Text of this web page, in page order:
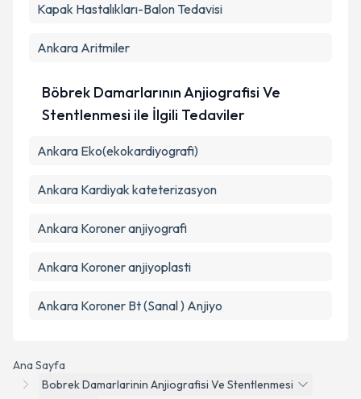
Ana Sayfa
Bobrek Damarlarinin Anjiografisi Ve Stentlenmesi
Kapak Hastalıkları-Balon Tedavisi
Ankara Aritmiler
Böbrek Damarlarının Anjiografisi Ve
Stentlenmesi ile İlgili Tedaviler
Ankara Eko(ekokardiyografi)
Ankara Kardiyak kateterizasyon
Ankara Koroner anjiyografi
Ankara Koroner anjiyoplasti
Ankara Koroner Bt (Sanal ) Anjiyo